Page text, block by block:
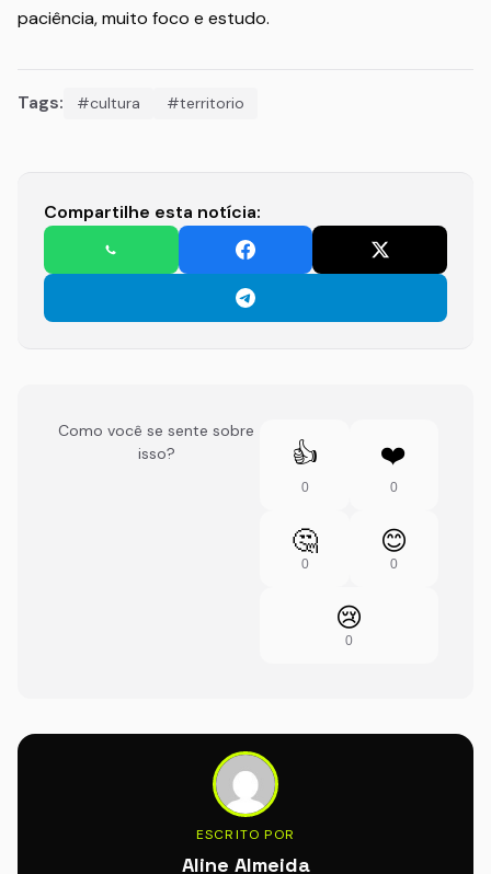
paciência, muito foco e estudo.
Tags: #cultura #territorio
Compartilhe esta notícia:
Como você se sente sobre
isso?
👍
0
❤️
0
🤔
0
😊
0
😢
0
ESCRITO POR
Aline Almeida